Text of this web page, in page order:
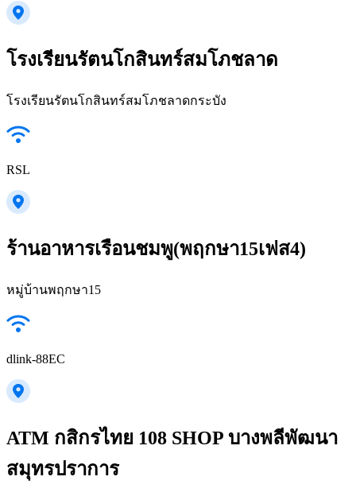
โรงเรียนรัตนโกสินทร์สมโภชลาด
โรงเรียนรัตนโกสินทร์สมโภชลาดกระบัง
RSL
ร้านอาหารเรือนชมพู(พฤกษา15เฟส4)
หมู่บ้านพฤกษา15
dlink-88EC
ATM กสิกรไทย 108 SHOP บางพลีพัฒนา
สมุทรปราการ